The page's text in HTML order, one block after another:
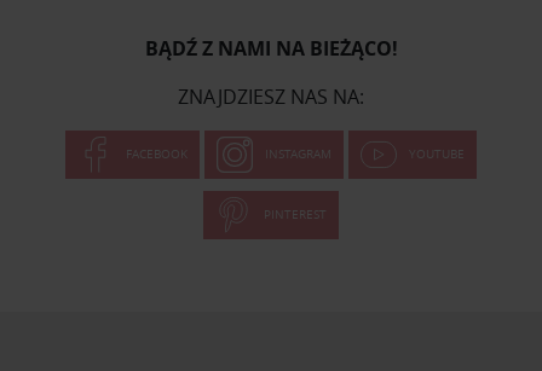
BĄDŹ Z NAMI NA BIEŻĄCO!
ZNAJDZIESZ NAS NA:
FACEBOOK INSTAGRAM YOUTUBE
PINTEREST